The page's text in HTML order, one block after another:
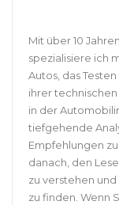
Mit über 10
spezialisiere ich
Autos, das
ihrer
in der
tiefgehende
Empfehlungen
danach, den
zu verstehen
zu finden. Wenn